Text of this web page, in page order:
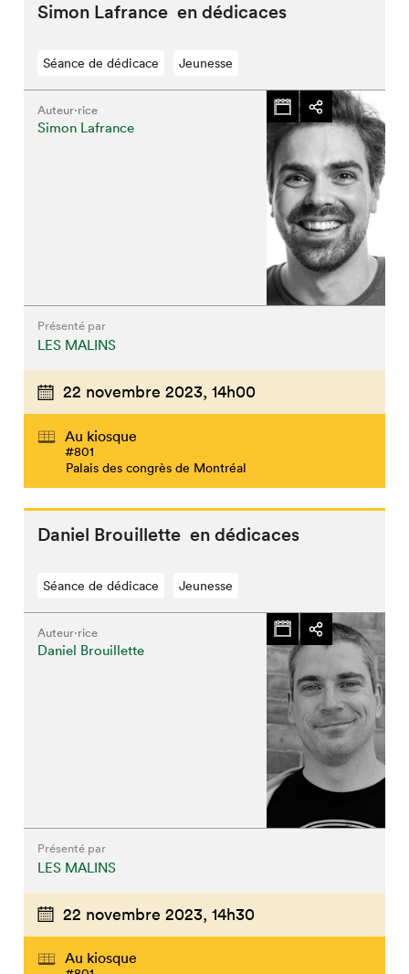
Que cherchez-vous?
Simon Lafrance en dédicaces
Séance de dédicace Jeunesse
Auteur·rice
Simon Lafrance
Présenté par
LES MALINS
22 novembre 2023, 14h00
Au kiosque
#801
Palais des congrès de Montréal
Daniel Brouillette en dédicaces
Séance de dédicace Jeunesse
Auteur·rice
Daniel Brouillette
Présenté par
LES MALINS
22 novembre 2023, 14h30
Au kiosque